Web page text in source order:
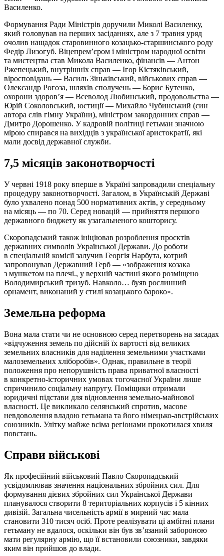
Василенко.
Формування Ради Міністрів доручили Миколі Василенку,
який головував на перших засіданнях, але з 7 травня уряд
очолив нащадок старовинного козацько-старшинського роду
Федір Лизогуб. Віцепрем’єром і міністром народної освіти
та мистецтва став Микола Василенко, фінансів — Антон
Ржепецький, внутрішніх справ — Ігор Кістяківський,
віросповідань — Василь Зіньківський, військових справ —
Олександр Рогоза, шляхів сполучень — Борис Бутенко,
охорони здоров’я — Всеволод Любинський, продовольства —
Юрій Соколовський, юстиції — Михайло Чубинський (син
автора слів гімну України), міністром закордонних справ —
Дмитро Дорошенко. У кадровій політиці гетьман значною
мірою спирався на вихідців з української аристократії, які
мали досвід державної служби.
7,5 місяців законотворчості
У червні 1918 року вперше в Україні запровадили спеціальну
процедуру законотворчості. Загалом, в Українській Державі
було ухвалено понад 500 нормативних актів, у середньому
на місяць — по 70. Серед новацій — прийняття першого
державного бюджету як узагальненого кошторису.
Скоропадський також ініціював розроблення проєктів
державних символів Української Держави. До роботи
в спеціальній комісії залучив Георгія Нарбута, котрий
запропонував Державний Герб — «зображення козака
з мушкетом на плечі., у верхній частині якого розміщено
Володимирський тризуб. Навколо… буяв рослинний
орнамент, виконаний у стилі козацького бароко».
Земельна реформа
Вона мала стати чи не основною серед перетворень на засадах
«відчуження земель по дійсній їх вартості від великих
земельних власників для наділення земельними участками
малоземельних хліборобів». Однак, правильне в теорії
положення про непорушність права приватної власності
в конкретно-історичних умовах тогочасної України лише
спричинило соціальну напругу. Поміщики отримали
юридичні підстави для відновлення земельно-майнової
власності. Це викликало селянський спротив, масове
невдоволення владою гетьмана та його німецько-австрійських
союзників. Улітку майже всіма регіонами прокотилася хвиля
повстань.
Справи військові
Як професійний військовий Павло Скоропадський
усвідомлював значення національних збройних сил. Для
формування дієвих збройних сил Української Держави
планувалося створити 8 територіальних корпусів і 5 кінних
дивізій. Загальна чисельність армії в мирний час мала
становити 310 тисяч осіб. Проте реалізувати ці амбітні плани
гетьману не вдалося, оскільки він був зв’язаний забороною
мати регулярну армію, що її встановили союзники, завдяки
яким він прийшов до влади.